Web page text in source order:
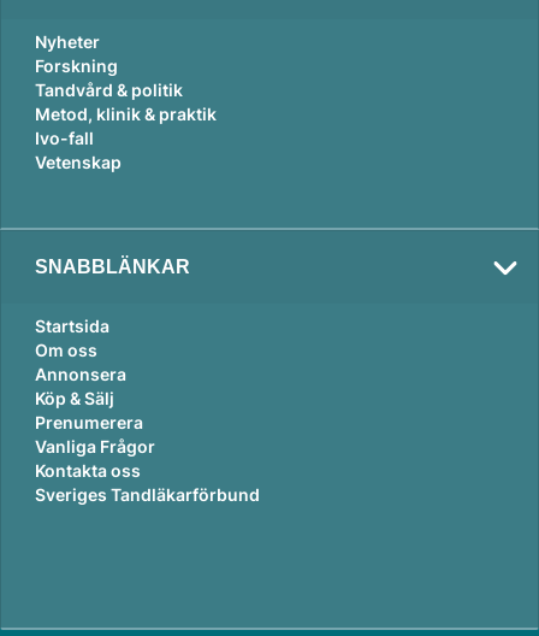
Nyheter
Forskning
Tandvård & politik
Metod, klinik & praktik
Ivo-fall
Vetenskap
SNABBLÄNKAR
Startsida
Om oss
Annonsera
Köp & Sälj
Prenumerera
Vanliga Frågor
Kontakta oss
Sveriges Tandläkarförbund